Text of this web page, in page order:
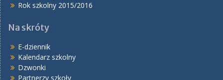
Rok szkolny 2015/2016
Na skróty
E-dziennik
Kalendarz szkolny
Dzwonki
Partnerzy szkoły